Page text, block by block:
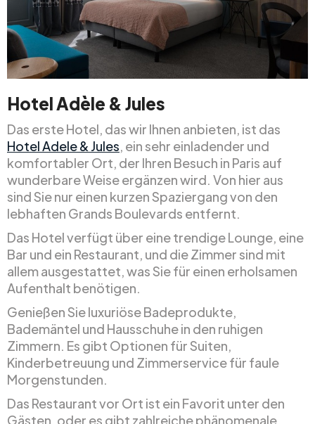
Hotel Adèle & Jules
Das erste Hotel, das wir Ihnen anbieten, ist das
Hotel Adele & Jules, ein sehr einladender und
komfortabler Ort, der Ihren Besuch in Paris auf
wunderbare Weise ergänzen wird. Von hier aus
sind Sie nur einen kurzen Spaziergang von den
lebhaften Grands Boulevards entfernt.
Das Hotel verfügt über eine trendige Lounge, eine
Bar und ein Restaurant, und die Zimmer sind mit
allem ausgestattet, was Sie für einen erholsamen
Aufenthalt benötigen.
Genießen Sie luxuriöse Badeprodukte,
Bademäntel und Hausschuhe in den ruhigen
Zimmern. Es gibt Optionen für Suiten,
Kinderbetreuung und Zimmerservice für faule
Morgenstunden.
Das Restaurant vor Ort ist ein Favorit unter den
Gästen, oder es gibt zahlreiche phänomenale